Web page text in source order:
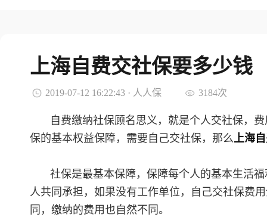
上海自费交社保要多少钱
2019-07-12 16:22:43 · 人人保 3184次
自费缴纳社保顾名思义，就是个人交社保，
保的基本权益保障，需要自己交社保，那么上海
社保是最基本保障，保障每个人的基本生活
人共同承担，如果没有工作单位，自己交社保费
同，缴纳的费用也自然不同。